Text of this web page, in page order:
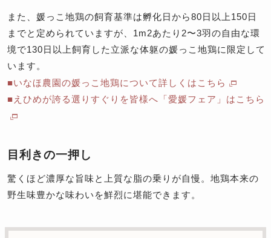
また、媛っこ地鶏の飼育基準は孵化日から80日以上150日
までと定められていますが、1m2あたり2〜3羽の自由な環
境で130日以上飼育した立派な体躯の媛っこ地鶏に限定して
います。
■いなほ農園の媛っこ地鶏について詳しくはこちら
■えひめが誇る選りすぐりを皆様へ「愛媛フェア」はこちら
目利きの一押し
驚くほど濃厚な旨味と上質な脂の乗りが自慢。地鶏本来の
野生味豊かな味わいを鮮烈に堪能できます。